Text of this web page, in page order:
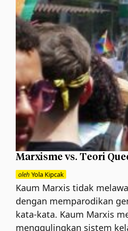
Marxisme vs. Teori
oleh Yola Kipcak
Kaum Marxis tidak
dengan memparodikan
kata-kata. Kaum Marxis
menggulingkan sistem